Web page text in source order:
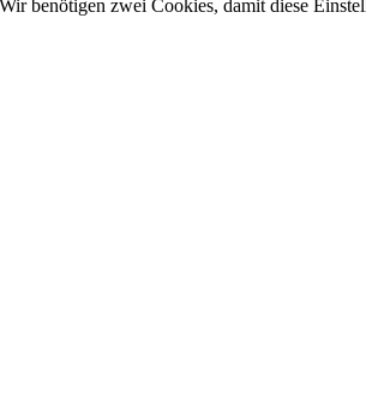
benötigen zwei Cookies, damit diese